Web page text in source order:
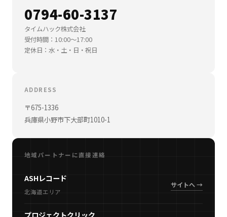
0794-60-3137
タイムハック株式会社
受付時間：10:00〜17:00
定休日：水・土・日・祝日
ADDRESS
〒675-1336
兵庫県小野市下大部町1010-1
地域パートナーに直接連絡
ASHレコード
北海道エリア
サイトへ →
プロジェクトクリック